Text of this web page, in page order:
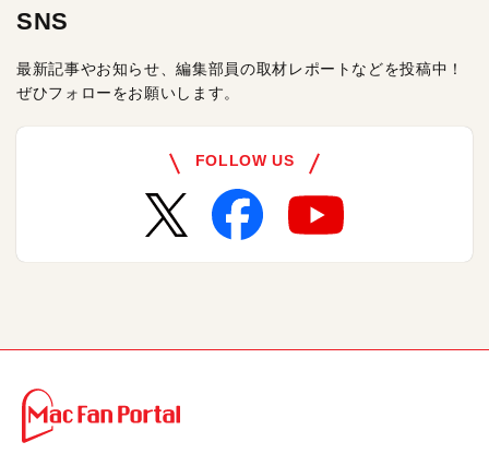
SNS
最新記事やお知らせ、編集部員の取材レポートなどを投稿中！
ぜひフォローをお願いします。
FOLLOW US